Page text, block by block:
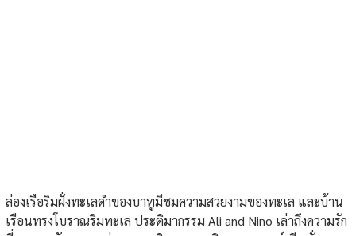
ล่องเรือริมฝั่งทะเลดำของบาทูมีชมความสวยงามของทะเล และบ้าน
เรือนทรงโบราณริมทะเล ประติมากรรม Ali and Nino เล่าถึงความรัก